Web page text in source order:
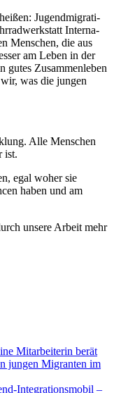
Jugend­mi­gra­ti­
Inter­na­
Menschen, die aus
am Leben in der
gutes Zusam­men­leben
was die jungen
Alle Menschen
ist.
egal woher sie
haben und am
unsere Arbeit mehr
Integra­­ti­ons­­mobil –